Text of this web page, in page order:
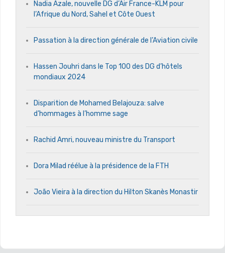
Nadia Azale, nouvelle DG d’Air France-KLM pour
l’Afrique du Nord, Sahel et Côte Ouest
Passation à la direction générale de l’Aviation civile
Hassen Jouhri dans le Top 100 des DG d’hôtels
mondiaux 2024
Disparition de Mohamed Belajouza: salve
d’hommages à l’homme sage
Rachid Amri, nouveau ministre du Transport
Dora Milad réélue à la présidence de la FTH
João Vieira à la direction du Hilton Skanès Monastir